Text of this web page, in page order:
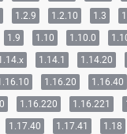
1.2.9 1.2.10 1.3
1.9 1.10 1.10.0
1.14.1 1.14.20
1.16.20 1.16.40
1.16.220 1.16.221
1.17.40 1.17.41 1.18